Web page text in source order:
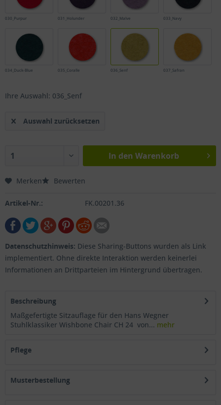
030_Purpur 031_Holunder 032_Malve 033_Navy
034_Duck-Blue 035_Coralle 036_Senf 037_Safran
Ihre Auswahl: 036_Senf
Auswahl zurücksetzen
In den Warenkorb
Merken Bewerten
Artikel-Nr.: FK.00201.36
Datenschutzhinweis: Diese Sharing-Buttons wurden als Link
implementiert. Ohne direkte Interaktion werden keinerlei
Informationen an Drittparteien im Hintergrund übertragen.
Beschreibung
Maßgefertigte Sitzauflage für den Hans Wegner
Stuhlklassiker Wishbone Chair CH 24 von... mehr
Pflege
Musterbestellung